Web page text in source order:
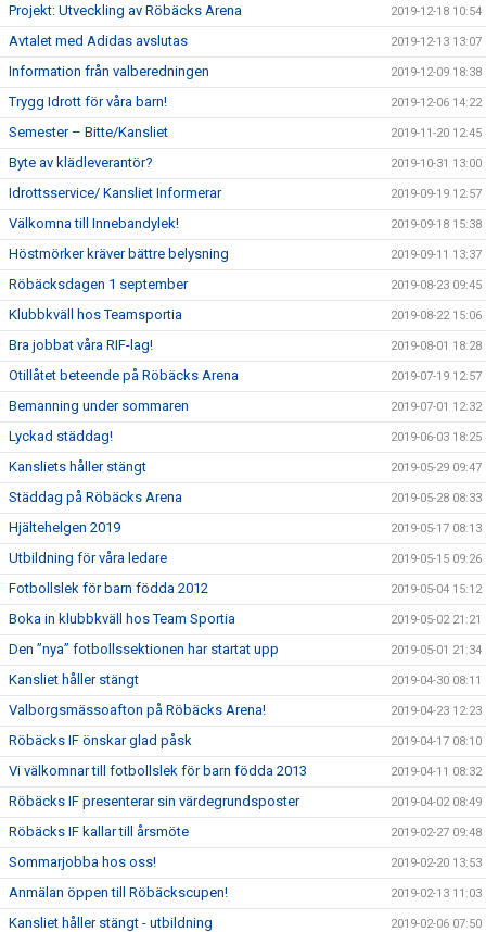
Projekt: Utveckling av Röbäcks Arena 2019-12-18 10:54
Avtalet med Adidas avslutas 2019-12-13 13:07
Information från valberedningen 2019-12-09 18:38
Trygg Idrott för våra barn! 2019-12-06 14:22
Semester – Bitte/Kansliet 2019-11-20 12:45
Byte av klädleverantör? 2019-10-31 13:00
Idrottsservice/ Kansliet Informerar 2019-09-19 12:57
Välkomna till Innebandylek! 2019-09-18 15:38
Höstmörker kräver bättre belysning 2019-09-11 13:37
Röbäcksdagen 1 september 2019-08-23 09:45
Klubbkväll hos Teamsportia 2019-08-22 15:06
Bra jobbat våra RIF-lag! 2019-08-01 18:28
Otillåtet beteende på Röbäcks Arena 2019-07-19 12:57
Bemanning under sommaren 2019-07-01 12:32
Lyckad städdag! 2019-06-03 18:25
Kansliets håller stängt 2019-05-29 09:47
Städdag på Röbäcks Arena 2019-05-28 08:33
Hjältehelgen 2019 2019-05-17 08:13
Utbildning för våra ledare 2019-05-15 09:26
Fotbollslek för barn födda 2012 2019-05-04 15:12
Boka in klubbkväll hos Team Sportia 2019-05-02 21:21
Den ”nya” fotbollssektionen har startat upp 2019-05-01 21:34
Kansliet håller stängt 2019-04-30 08:11
Valborgsmässoafton på Röbäcks Arena! 2019-04-23 12:23
Röbäcks IF önskar glad påsk 2019-04-17 08:10
Vi välkomnar till fotbollslek för barn födda 2013 2019-04-11 08:32
Röbäcks IF presenterar sin värdegrundsposter 2019-04-02 08:49
Röbäcks IF kallar till årsmöte 2019-02-27 09:48
Sommarjobba hos oss! 2019-02-20 13:53
Anmälan öppen till Röbäckscupen! 2019-02-13 11:03
Kansliet håller stängt - utbildning 2019-02-06 07:50